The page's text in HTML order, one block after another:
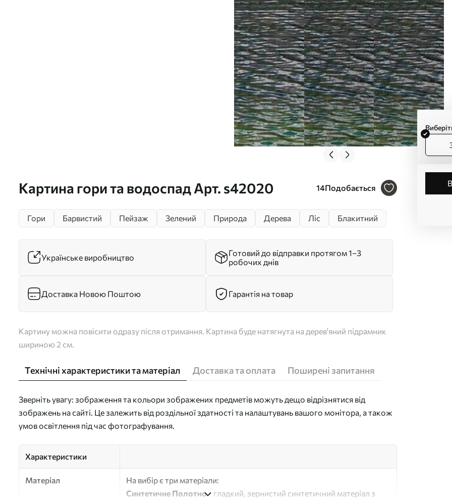
Картина гори та водоспад Арт. s42020 14Подобається
Гори Барвистий Пейзаж Зелений Природа Дерева Ліс Блакитний
Українське виробництво
Готовий до відправки протягом 1–3
робочих днів
Доставка Новою Поштою Гарантія на товар
Картину можна повісити одразу після отримання. Картина буде натягнута на дерев'яний підрамник
шириною 2 см.
Технічні характеристики та матеріал Доставка та оплата Поширені запитання
Зверніть увагу: зображення та кольори зображених предметів можуть дещо відрізнятися від
зображень на сайті. Це залежить від роздільної здатності та налаштувань вашого монітора, а також
умов освітлення під час фотографування.
Характеристики
Матеріал
На вибір є три матеріали:
Синтетичне Полотно- гладкий, зернистий синтетичний матеріал з